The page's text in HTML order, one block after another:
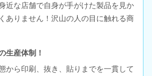
近な店舗で自身が手がけた製品を見か
ありません！沢山の人の目に触れる商
生産体制！
から印刷、抜き、貼りまでを一貫して